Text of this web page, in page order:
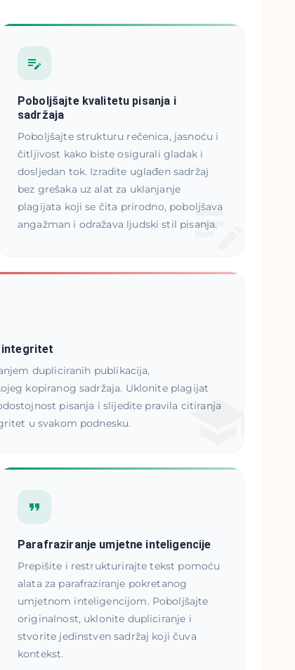
Poboljšajte kvalitetu pisanja i
sadržaja
Poboljšajte strukturu rečenica, jasnoću i
čitljivost kako biste osigurali gladak i
dosljedan tok. Izradite uglađen sadržaj
bez grešaka uz alat za uklanjanje
plagijata koji se čita prirodno, poboljšava
angažman i odražava ljudski stil pisanja.
integritet
dupliciranih publikacija,
kopiranog sadržaja. Uklonite plagijat
pisanja i slijedite pravila citiranja
u svakom podnesku.
Parafraziranje umjetne inteligencije
Prepišite i restrukturirajte tekst pomoću
alata za parafraziranje pokretanog
umjetnom inteligencijom. Poboljšajte
originalnost, uklonite dupliciranje i
stvorite jedinstven sadržaj koji čuva
kontekst.